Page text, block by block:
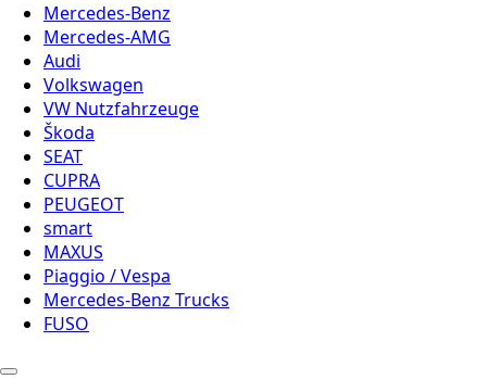
Mercedes-Benz
Mercedes-AMG
Audi
Volkswagen
VW Nutzfahrzeuge
Škoda
SEAT
CUPRA
PEUGEOT
smart
MAXUS
Piaggio / Vespa
Mercedes-Benz Trucks
FUSO